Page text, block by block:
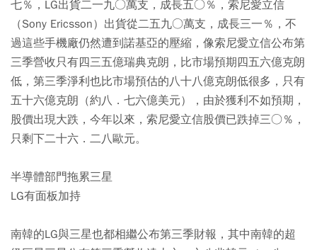
七％，LG出貨二一九○萬支，成長五○％，索尼愛立信
（Sony Ericsson）出貨從二五九○萬支，成長三一％，不
過這些手機廠仍然遭到諾基亞的壓縮，像索尼愛立信公布第
三季營收只有四三五億瑞典克朗，比市場預期四五六億克朗
低，第三季淨利也比市場預估的八十八億克朗低很多，只有
五十六億克朗（約八．七六億美元），由於獲利不如預期，
股價出現大跌，今年以來，索尼愛立信股價已跌掉三○％，
只剩下二十六．二八歐元。
半導體部門拖累三星
LG有面板加持
南韓的LG與三星也都相繼公布第三季財報，其中南韓的超